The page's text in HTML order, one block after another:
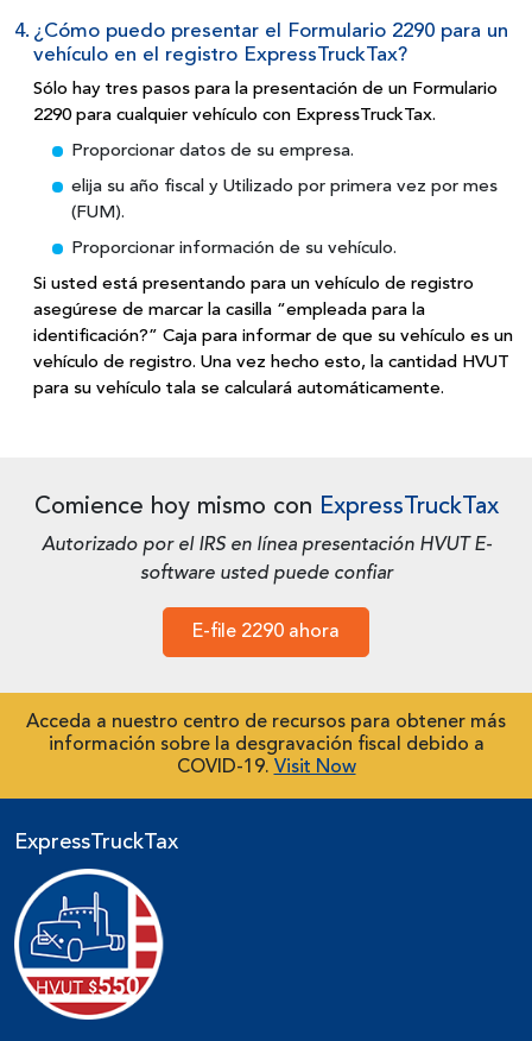
4. ¿Cómo puedo presentar el Formulario 2290 para un
vehículo en el registro ExpressTruckTax?
Sólo hay tres pasos para la presentación de un Formulario
2290 para cualquier vehículo con ExpressTruckTax.
Proporcionar datos de su empresa.
elija su año fiscal y Utilizado por primera vez por mes
(FUM).
Proporcionar información de su vehículo.
Si usted está presentando para un vehículo de registro
asegúrese de marcar la casilla “empleada para la
identificación?” Caja para informar de que su vehículo es un
vehículo de registro. Una vez hecho esto, la cantidad HVUT
para su vehículo tala se calculará automáticamente.
Comience hoy mismo con ExpressTruckTax
Autorizado por el IRS en línea presentación HVUT E-
software usted puede confiar
E-file 2290 ahora
Acceda a nuestro centro de recursos para obtener más
información sobre la desgravación fiscal debido a
COVID-19. Visit Now
ExpressTruckTax